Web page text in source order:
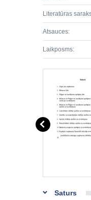
Literatūras
Atsauces:
Laikposms:
Saturs